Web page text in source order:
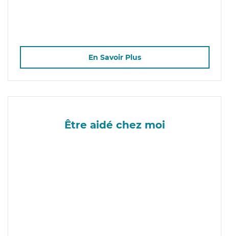
En Savoir Plus
Être aidé chez moi